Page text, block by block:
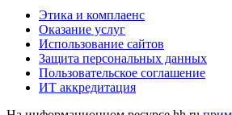
Этика и комплаенс
Оказание услуг
Использование сайтов
Защита персональных данных
Пользовательское соглашение
ИТ аккредитация